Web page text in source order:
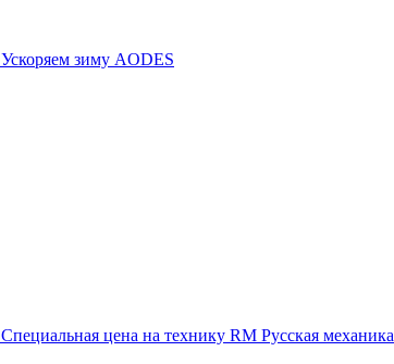
Ускоряем зиму AODES
Специальная цена на технику RM Русская механика